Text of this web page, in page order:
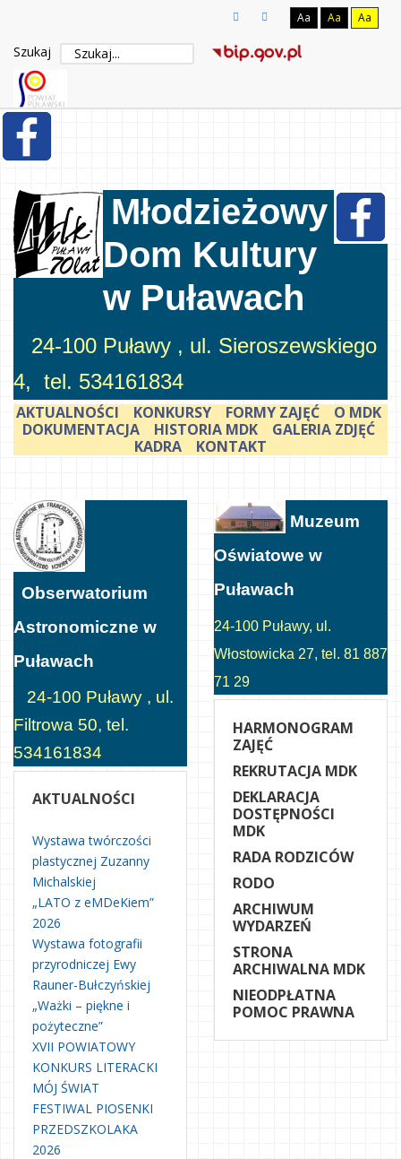
Aa Aa Aa
Szukaj
Młodzieżowy
Dom Kultury
w Puławach
24-100 Puławy , ul. Sieroszewskiego
4, tel. 534161834
AKTUALNOŚCI KONKURSY FORMY ZAJĘĆ
O MDK
DOKUMENTACJA
HISTORIA MDK
GALERIA ZDJĘĆ
KADRA
KONTAKT
Obserwatorium
Astronomiczne w
Puławach
24-100 Puławy , ul.
Filtrowa 50, tel.
534161834
AKTUALNOŚCI
Wystawa twórczości
plastycznej Zuzanny
Michalskiej
„LATO z eMDeKiem”
2026
Wystawa fotografii
przyrodniczej Ewy
Rauner-Bułczyńskiej
„Ważki – piękne i
pożyteczne”
XVII POWIATOWY
KONKURS LITERACKI
MÓJ ŚWIAT
FESTIWAL PIOSENKI
PRZEDSZKOLAKA
2026
Muzeum
Oświatowe w
Puławach
24-100 Puławy, ul.
Włostowicka 27, tel. 81 887
71 29
HARMONOGRAM
ZAJĘĆ
REKRUTACJA MDK
DEKLARACJA
DOSTĘPNOŚCI
MDK
RADA RODZICÓW
RODO
ARCHIWUM
WYDARZEŃ
STRONA
ARCHIWALNA MDK
NIEODPŁATNA
POMOC PRAWNA